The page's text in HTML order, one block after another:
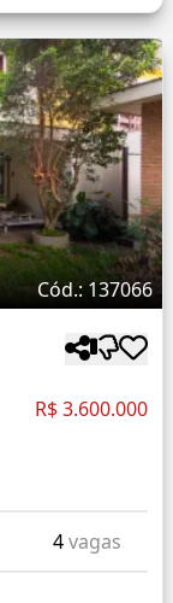
Cód.: 137066
R$ 3.600.000
4vagas